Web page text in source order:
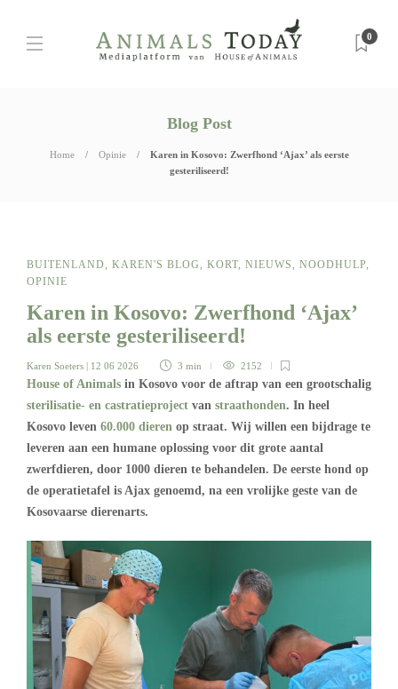
0
Blog Post
Home Opinie
Karen in Kosovo: Zwerfhond ‘Ajax’ als eerste
gesteriliseerd!
BUITENLAND, KAREN'S BLOG, KORT, NIEUWS, NOODHULP,
OPINIE
Karen in Kosovo: Zwerfhond ‘Ajax’
als eerste gesteriliseerd!
Karen Soeters | 12 06 2026 3 min 2152
House of Animals in Kosovo voor de aftrap van een grootschalig
sterilisatie- en castratieproject van straathonden. In heel
Kosovo leven 60.000 dieren op straat. Wij willen een bijdrage te
leveren aan een humane oplossing voor dit grote aantal
zwerfdieren, door 1000 dieren te behandelen. De eerste hond op
de operatietafel is Ajax genoemd, na een vrolijke geste van de
Kosovaarse dierenarts.